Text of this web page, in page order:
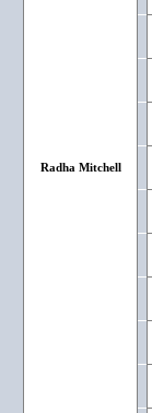
Radha Mitchell